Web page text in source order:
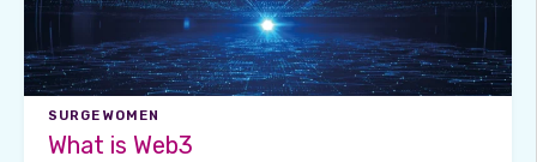
SURGE WOMEN
What is Web3